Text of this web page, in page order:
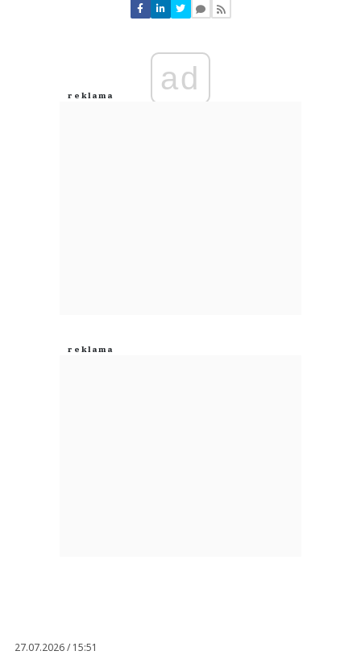
Lol
03.08.2026 / 18:36
ad
27.07.2026 / 15:51